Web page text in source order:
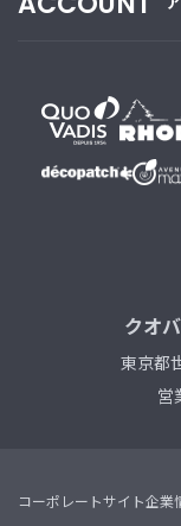
クオ
東京都
営
コーポレートサイト企業